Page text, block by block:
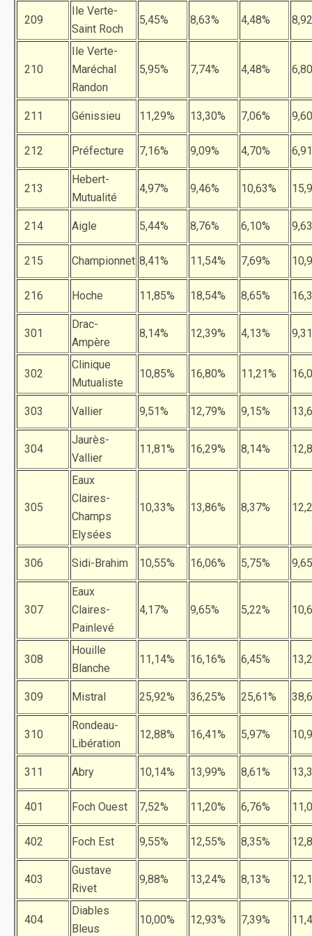
209
Ile Verte-
Saint Roch
5,45% 8,63% 4,48%
210
Ile Verte-
Maréchal
Randon
5,95% 7,74% 4,48%
211 Génissieu 11,29% 13,30% 7,06%
212 Préfecture 7,16% 9,09% 4,70%
213
Hebert-
Mutualité
4,97% 9,46% 10,63%
214 Aigle 5,44% 8,76% 6,10%
215 Championnet 8,41% 11,54% 7,69%
216 Hoche 11,85% 18,54% 8,65%
301
Drac-
Ampère
8,14% 12,39% 4,13%
302
Clinique
Mutualiste
10,85% 16,80% 11,21%
303 Vallier 9,51% 12,79% 9,15%
304
Jaurès-
Vallier
11,81% 16,29% 8,14%
305
Eaux
Claires-
Champs
Elysées
10,33% 13,86% 8,37%
306 Sidi-Brahim 10,55% 16,06% 5,75%
307
Eaux
Claires-
Painlevé
4,17% 9,65% 5,22%
308
Houille
Blanche
11,14% 16,16% 6,45%
309 Mistral 25,92% 36,25% 25,61%
310
Rondeau-
Libération
12,88% 16,41% 5,97%
311 Abry 10,14% 13,99% 8,61%
401 Foch Ouest 7,52% 11,20% 6,76%
402 Foch Est 9,55% 12,55% 8,35%
403
Gustave
Rivet
9,88% 13,24% 8,13%
404
Diables
Bleus
10,00% 12,93% 7,39%